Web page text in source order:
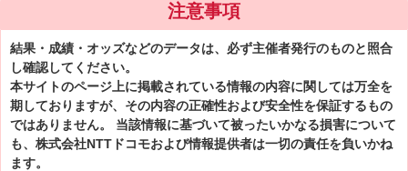
注意事項
結果・成績・オッズなどのデータは、必ず主催者発行のものと照合
し確認してください。
本サイトのページ上に掲載されている情報の内容に関しては万全を
期しておりますが、その内容の正確性および安全性を保証するもの
ではありません。 当該情報に基づいて被ったいかなる損害について
も、株式会社NTTドコモおよび情報提供者は一切の責任を負いかね
ます。